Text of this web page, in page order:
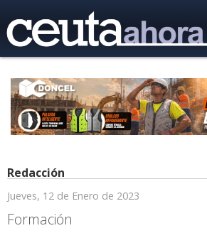
Redacción
Jueves, 12 de Enero de 2023
Formación